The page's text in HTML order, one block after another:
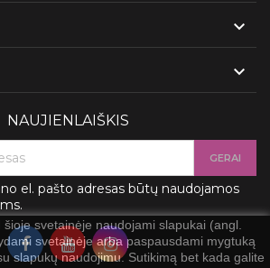


svetainėje naudojami slapukai (angl.
svetainėje arba paspausdami mygtuką
slapukų naudojimu. Sutikimą bet kada galite
NAUJIENLAIŠKIS
el. pašto adresas būtų naudojamos